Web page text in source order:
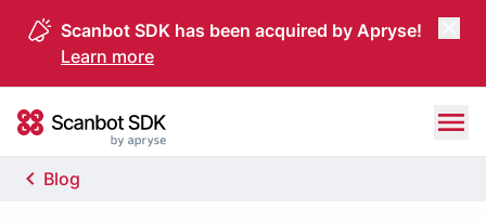
Scanbot SDK has been acquired by Apryse!
Learn more
Scanbot SDK
Blog